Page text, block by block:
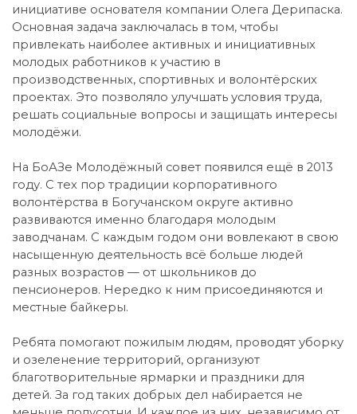
инициативе основателя компании Олега Дерипаска.
Основная задача заключалась в том, чтобы
привлекать наиболее активных и инициативных
молодых работников к участию в
производственных, спортивных и волонтёрских
проектах. Это позволяло улучшать условия труда,
решать социальные вопросы и защищать интересы
молодёжи.
На БоАЗе Молодёжный совет появился ещё в 2013
году. С тех пор традиции корпоративного
волонтёрства в Богучанском округе активно
развиваются именно благодаря молодым
заводчанам. С каждым годом они вовлекают в свою
насыщенную деятельность всё больше людей
разных возрастов — от школьников до
пенсионеров. Нередко к ним присоединяются и
местные байкеры.
Ребята помогают пожилым людям, проводят уборку
и озеленение территорий, организуют
благотворительные ярмарки и праздники для
детей. За год таких добрых дел набирается не